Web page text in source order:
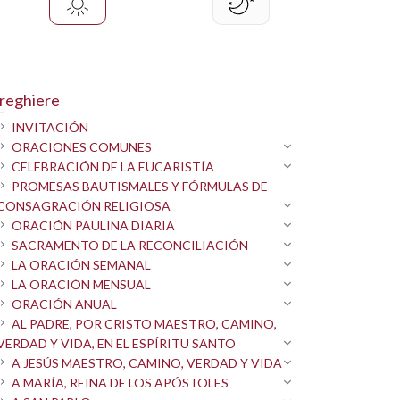
INVITACIÓN
ORACIONES COMUNES
CELEBRACIÓN DE LA EUCARISTÍA
PROMESAS BAUTISMALES Y FÓRMULAS DE
RELIGIOSA
ORACIÓN PAULINA DIARIA
SACRAMENTO DE LA RECONCILIACIÓN
LA ORACIÓN SEMANAL
LA ORACIÓN MENSUAL
ORACIÓN ANUAL
AL PADRE, POR CRISTO MAESTRO, CAMINO,
Y VIDA, EN EL ESPÍRITU SANTO
A JESÚS MAESTRO, CAMINO, VERDAD Y VIDA
A MARÍA, REINA DE LOS APÓSTOLES